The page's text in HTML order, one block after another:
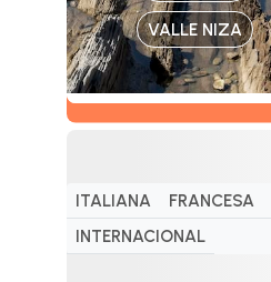
VALLE NIZA
ITALIANA FRANCESA
INTERNACIONAL